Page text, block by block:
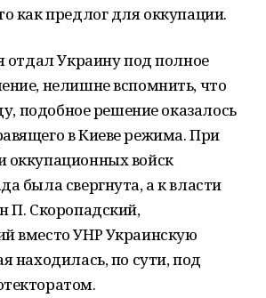
как предлог для оккупации.
отдал Украину под полное
нелишне вспомнить, что
подобное решение оказалось
в Киеве режима. При
оккупационных войск
была свергнута, а к власти
П. Скоропадский,
вместо УНР Украинскую
находилась, по сути, под